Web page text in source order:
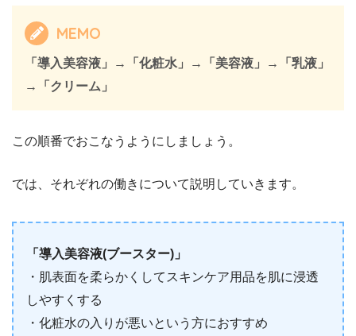
MEMO
「導入美容液」→「化粧水」→「美容液」→「乳液」
→「クリーム」
この順番でおこなうようにしましょう。
では、それぞれの働きについて説明していきます。
「導入美容液(ブースター)」
・肌表面を柔らかくしてスキンケア用品を肌に浸透
しやすくする
・化粧水の入りが悪いという方におすすめ